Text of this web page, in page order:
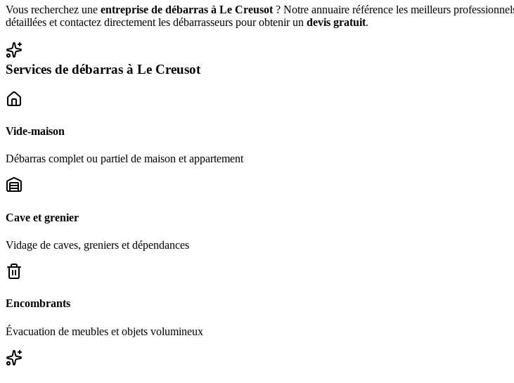
Vous recherchez une entreprise de débarras à Le Creusot ? Notre annuaire référence les meilleurs
détaillées et contactez directement les débarrasseurs pour obtenir un devis gratuit.
Services de débarras à Le Creusot
Vide-maison
Débarras complet ou partiel de maison et appartement
Cave et grenier
Vidage de caves, greniers et dépendances
Encombrants
Évacuation de meubles et objets volumineux